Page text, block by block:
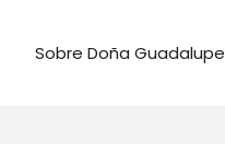
Sobre Doña Guadalupe